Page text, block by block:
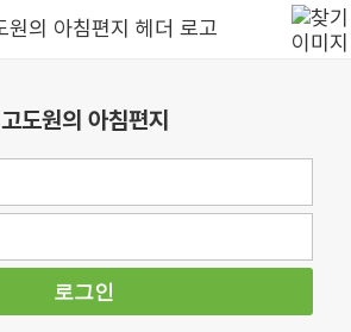
고도원의 아침편지
로그인